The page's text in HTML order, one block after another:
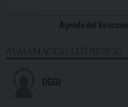
Agenda del Vescovo
ALMANACCO LITURGICO
OGGI: